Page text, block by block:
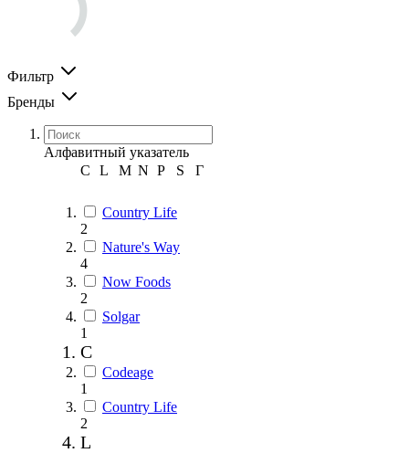
Фильтр
Бренды
Алфавитный указатель
C
L M N P S Г
Country Life
2
Nature's Way
4
Now Foods
2
Solgar
1
C
Codeage
1
Country Life
2
L